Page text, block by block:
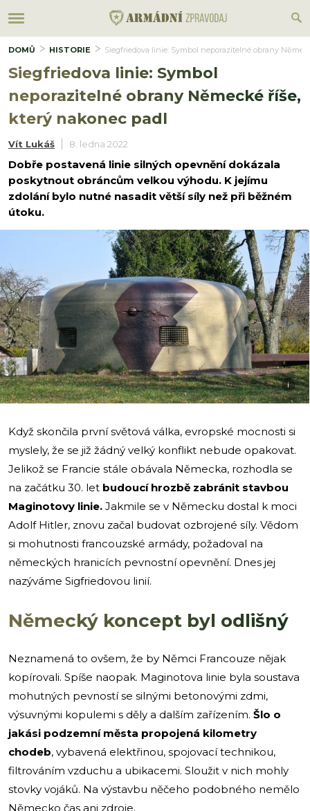
DOMŮ HISTORIE Siegfriedova linie: Symbol neporazitelné obrany
Siegfriedova linie: Symbol
neporazitelné obrany Německé říše,
který nakonec padl
Vít Lukáš 8. ledna 2022
Dobře postavená linie silných opevnění dokázala
poskytnout obráncům velkou výhodu. K jejímu
zdolání bylo nutné nasadit větší síly než při běžném
útoku.
i
Když skončila první světová válka, evropské mocnosti si
myslely, že se již žádný velký konflikt nebude opakovat.
Jelikož se Francie stále obávala Německa, rozhodla se
na začátku 30. let budoucí hrozbě zabránit stavbou
Maginotovy linie. Jakmile se v Německu dostal k moci
Adolf Hitler, znovu začal budovat ozbrojené síly. Vědom
si mohutnosti francouzské armády, požadoval na
německých hranicích pevnostní opevnění. Dnes jej
nazýváme Sigfriedovou linií.
Německý koncept byl odlišný
Neznamená to ovšem, že by Němci Francouze nějak
kopírovali. Spíše naopak. Maginotova linie byla soustava
mohutných pevností se silnými betonovými zdmi,
výsuvnými kopulemi s děly a dalším zařízením. Šlo o
jakási podzemní města propojená kilometry
chodeb, vybavená elektřinou, spojovací technikou,
filtrováním vzduchu a ubikacemi. Sloužit v nich mohly
stovky vojáků. Na výstavbu něčeho podobného nemělo
Německo čas ani zdroje.